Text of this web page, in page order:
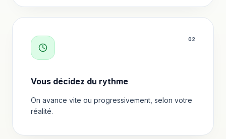
02
Vous décidez du rythme
On avance vite ou progressivement, selon votre
réalité.